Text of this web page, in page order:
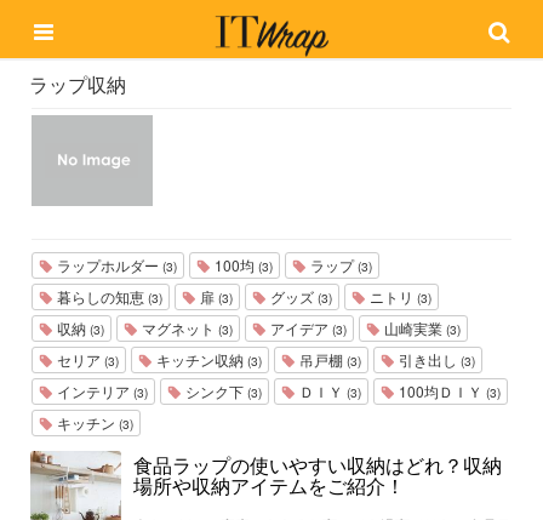
ラップ収納
ラップホルダー (3) 100均 (3) ラップ(3)
暮らしの知恵 (3) 扉 (3) グッズ (3) ニトリ (3)
収納 (3) マグネット (3) アイデア (3) 山崎実業 (3)
セリア (3) キッチン収納 (3) 吊戸棚 (3) 引き出し (3)
インテリア (3) シンク下 (3) ＤＩＹ (3) 100均ＤＩＹ (3)
キッチン (3)
食品ラップの使いやすい収納はどれ？収納
場所や収納アイテムをご紹介！